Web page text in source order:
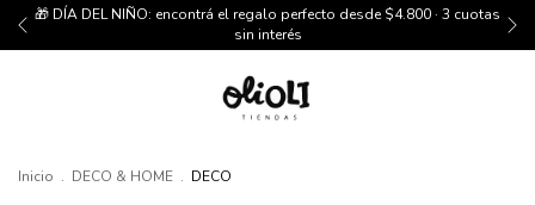
🎁 DÍA DEL NIÑO: encontrá el regalo perfecto desde $4.800 · 3 cuotas
sin interés
Inicio . DECO & HOME . DECO